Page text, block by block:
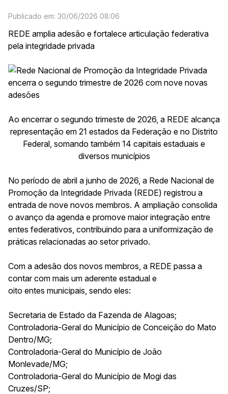
Publicado em: 30/06/2026 08:06
REDE amplia adesão e fortalece articulação federativa
pela integridade privada
Ao encerrar o segundo trimeste de 2026, a REDE alcança
representação em 21 estados da Federação e no Distrito
Federal, somando também 14 capitais estaduais e
diversos municípios
No período de abril a junho de 2026, a Rede Nacional de
Promoção da Integridade Privada (REDE) registrou a
entrada de nove novos membros. A ampliação consolida
o avanço da agenda e promove maior integração entre
entes federativos, contribuindo para a uniformização de
práticas relacionadas ao setor privado.
Com a adesão dos novos membros, a REDE passa a
contar com mais um aderente estadual e
oito entes municipais, sendo eles:
Secretaria de Estado da Fazenda de Alagoas;
Controladoria-Geral do Município de Conceição do Mato
Dentro/MG;
Controladoria-Geral do Município de João
Monlevade/MG;
Controladoria-Geral do Município de Mogi das
Cruzes/SP;